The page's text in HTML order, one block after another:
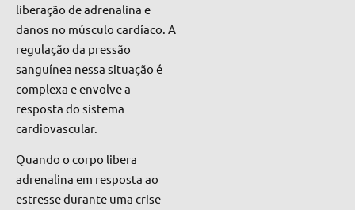
liberação de adrenalina e
danos no músculo cardíaco. A
regulação da pressão
sanguínea nessa situação é
complexa e envolve a
resposta do sistema
cardiovascular.
Quando o corpo libera
adrenalina em resposta ao
estresse durante uma crise